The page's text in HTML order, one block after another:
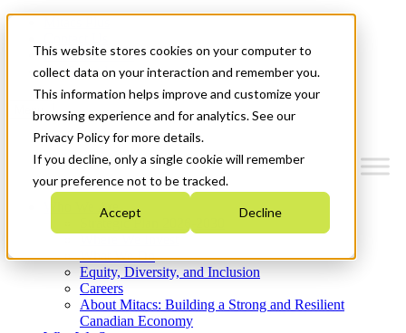
This website stores cookies on your computer to
collect data on your interaction and remember you.
This information helps improve and customize your
browsing experience and for analytics. See our
Privacy Policy for more details.
If you decline, only a single cookie will remember
your preference not to be tracked.
Accept Decline
News & Events
Get Started
Menu
Who We Are
Strategic Plan 2026-2030
What We Do
Equity, Diversity, and Inclusion
Careers
About Mitacs: Building a Strong and Resilient
Canadian Economy